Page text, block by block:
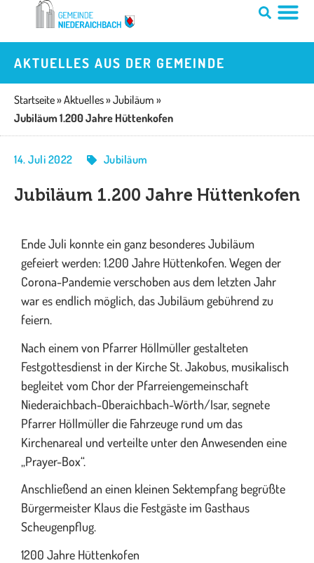
springen
AKTUELLES AUS DER GEMEINDE
Startseite»Aktuelles»Jubiläum »
Ju­bi­lä­um 1.200 Jahre Hüt­ten­ko­fen
14. Juli 2022 Jubiläum
Ju­bi­lä­um 1.200 Jahre Hüt­ten­ko­fen
Ende Juli konnte ein ganz besonderes Jubiläum
gefeiert werden: 1.200 Jahre Hüttenkofen. Wegen der
Corona-Pandemie verschoben aus dem letzten Jahr
war es endlich möglich, das Jubiläum gebührend zu
feiern.
Nach einem von Pfarrer Höllmüller gestalteten
Festgottesdienst in der Kirche St. Jakobus, musikalisch
begleitet vom Chor der Pfarreiengemeinschaft
Niederaichbach-Oberaichbach-Wörth/Isar, segnete
Pfarrer Höllmüller die Fahrzeuge rund um das
Kirchenareal und verteilte unter den Anwesenden eine
„Prayer-Box“.
Anschließend an einen kleinen Sektempfang begrüßte
Bürgermeister Klaus die Festgäste im Gasthaus
Scheugenpflug.
1200 Jahre Hüttenkofen